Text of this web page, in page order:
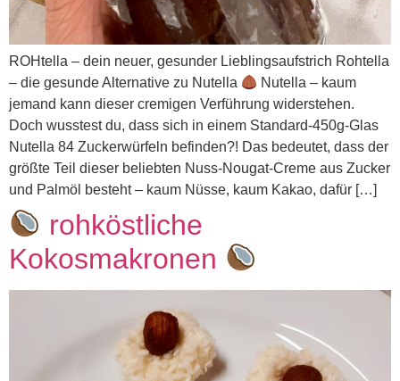
ROHtella – dein neuer, gesunder Lieblingsaufstrich Rohtella
– die gesunde Alternative zu Nutella
Nutella – kaum
jemand kann dieser cremigen Verführung widerstehen.
Doch wusstest du, dass sich in einem Standard-450g-Glas
Nutella 84 Zuckerwürfeln befinden?! Das bedeutet, dass der
größte Teil dieser beliebten Nuss-Nougat-Creme aus Zucker
und Palmöl besteht – kaum Nüsse, kaum Kakao, dafür […]
rohköstliche
Kokosmakronen